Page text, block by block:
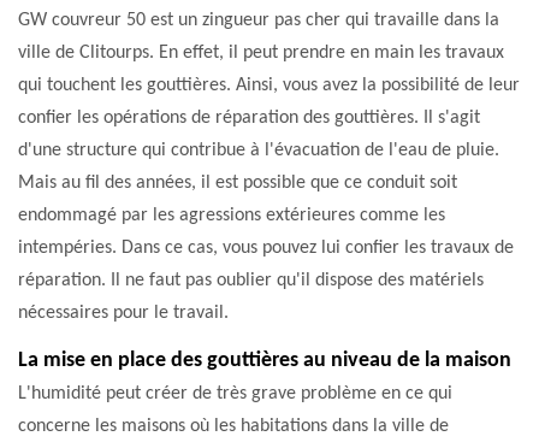
GW couvreur 50 est un zingueur pas cher qui travaille dans la
ville de Clitourps. En effet, il peut prendre en main les travaux
qui touchent les gouttières. Ainsi, vous avez la possibilité de leur
confier les opérations de réparation des gouttières. Il s'agit
d'une structure qui contribue à l'évacuation de l'eau de pluie.
Mais au fil des années, il est possible que ce conduit soit
endommagé par les agressions extérieures comme les
intempéries. Dans ce cas, vous pouvez lui confier les travaux de
réparation. Il ne faut pas oublier qu'il dispose des matériels
nécessaires pour le travail.
La mise en place des gouttières au niveau de la maison
L'humidité peut créer de très grave problème en ce qui
concerne les maisons où les habitations dans la ville de